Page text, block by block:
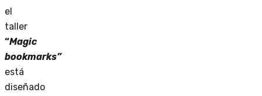
el
taller
“Magic
bookmarks”
está
diseñado